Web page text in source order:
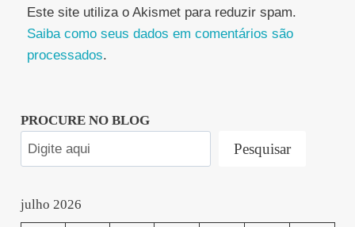
Este site utiliza o Akismet para reduzir spam.
Saiba como seus dados em comentários são
processados.
PROCURE NO BLOG
Pesquisar
julho 2026